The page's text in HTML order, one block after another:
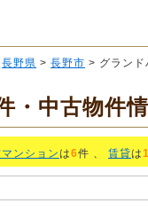
長野県 > 長野市 > グランド
・中古物件
ンションは6件 、 賃貸は1